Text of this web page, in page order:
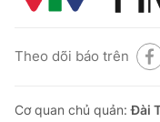
Theo dõi báo trên
Cơ quan chủ quản:Đài